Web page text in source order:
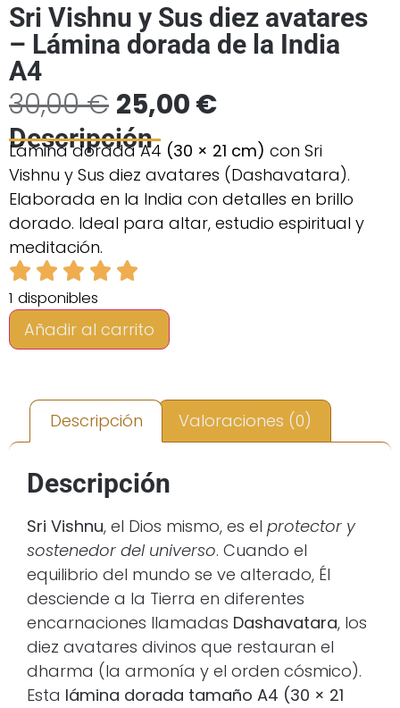
Sri Vishnu y Sus diez avatares
– Lámina dorada de la India
A4
30,00€ 25,00€
Descripción
Lámina dorada A4 (30 × 21 cm) con Sri
Vishnu y Sus diez avatares (Dashavatara).
Elaborada en la India con detalles en brillo
dorado. Ideal para altar, estudio espiritual y
meditación.
1 disponibles
Añadir al carrito
Descripción Valoraciones (0)
Descripción
Sri Vishnu, el Dios mismo, es el protector y
sostenedor del universo. Cuando el
equilibrio del mundo se ve alterado, Él
desciende a la Tierra en diferentes
encarnaciones llamadas Dashavatara, los
diez avatares divinos que restauran el
dharma (la armonía y el orden cósmico).
Esta lámina dorada tamaño A4 (30 × 21